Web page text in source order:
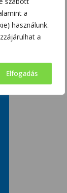
a
használunk.
a
Elfogadás